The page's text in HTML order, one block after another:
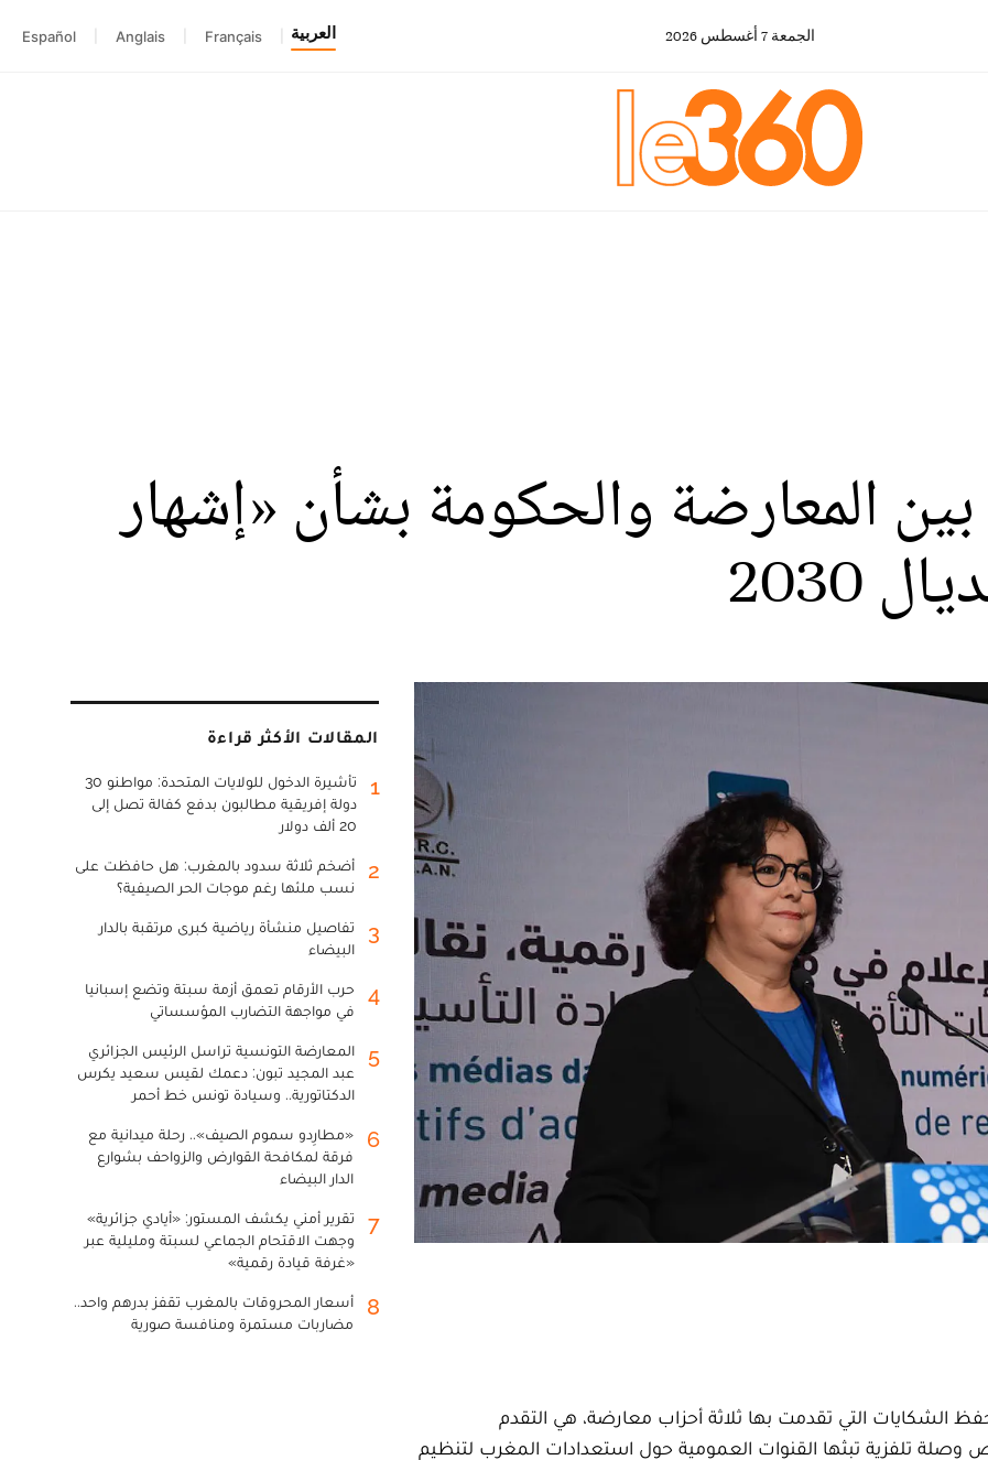
الجمعة 7 أغسطس 2026 العربية Français
Anglais
Español
بين المعارضة والحكومة بشأن «إشهار
الشكايات التي تقدمت بها ثلاثة أحزاب معارضة، هي التقدم
وصلة تلفزية تبثها القنوات العمومية حول استعدادات المغرب لتنظيم
المقالات الأكثر قراءة
1
تأشيرة الدخول للولايات المتحدة: مواطنو 30
دولة إفريقية مطالبون بدفع كفالة تصل إلى
20 ألف دولار
2
أضخم ثلاثة سدود بالمغرب: هل حافظت على
نسب ملئها رغم موجات الحر الصيفية؟
3
تفاصيل منشأة رياضية كبرى مرتقبة بالدار
البيضاء
4
حرب الأرقام تعمق أزمة سبتة وتضع إسبانيا
في مواجهة التضارب المؤسساتي
5
المعارضة التونسية تراسل الرئيس الجزائري
عبد المجيد تبون: دعمك لقيس سعيد يكرس
الدكتاتورية.. وسيادة تونس خط أحمر
6
«مطارِدو سموم الصيف».. رحلة ميدانية مع
فرقة لمكافحة القوارض والزواحف بشوارع
الدار البيضاء
7
تقرير أمني يكشف المستور: «أيادي جزائرية»
وجهت الاقتحام الجماعي لسبتة ومليلية عبر
«غرفة قيادة رقمية»
8
أسعار المحروقات بالمغرب تقفز بدرهم واحد..
مضاربات مستمرة ومنافسة صورية